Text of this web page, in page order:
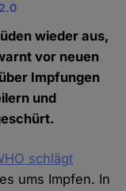
wieder aus,
vor neuen
Impfungen
und
schlägt
ums Impfen. In